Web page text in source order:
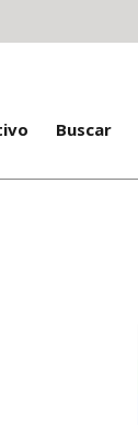
Buscar